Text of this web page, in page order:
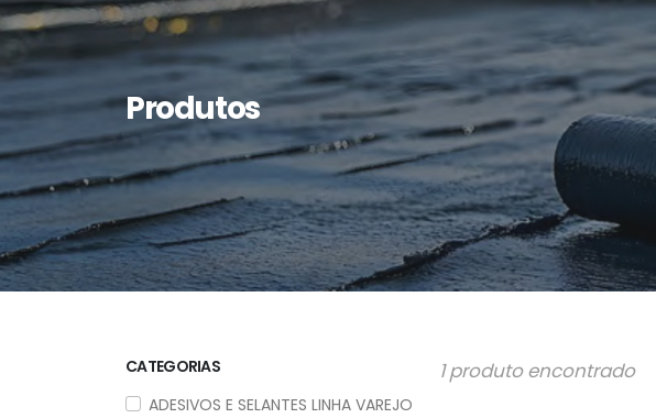
Produtos
CATEGORIAS
ADESIVOS E SELANTES LINHA VAREJO
1 produto encontrado